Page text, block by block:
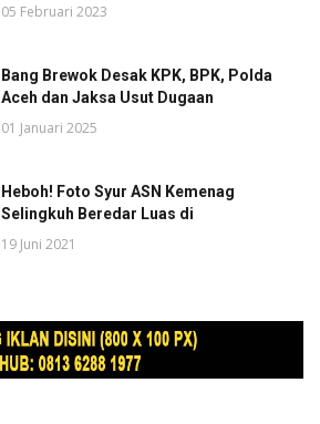
05 Februari 2023
Bang Brewok Desak KPK, BPK, Polda
Aceh dan Jaksa Usut Dugaan
01 Januari 2025
Heboh! Foto Syur ASN Kemenag
Selingkuh Beredar Luas di
19 Juni 2021